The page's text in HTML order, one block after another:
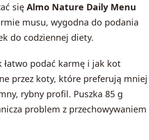
się Almo Nature Daily Menu
musu, wygodna do podania
do codziennej diety.
podać karmę i jak kot
przez koty, które preferują mniej
rybny profil. Puszka 85 g
problem z przechowywaniem